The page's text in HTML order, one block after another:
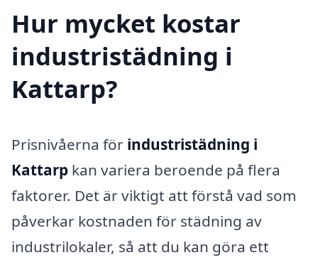
Hur mycket kostar
industristädning i
Kattarp?
Prisnivåerna för industristädning i
Kattarp kan variera beroende på flera
faktorer. Det är viktigt att förstå vad som
påverkar kostnaden för städning av
industrilokaler, så att du kan göra ett